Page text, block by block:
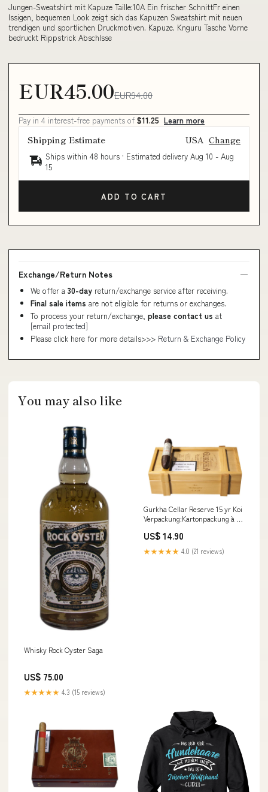
Jungen-Sweatshirt mit Kapuze Taille:10A Ein frischer SchnittFr einen
lssigen, bequemen Look zeigt sich das Kapuzen Sweatshirt mit neuen
trendigen und sportlichen Druckmotiven. Kapuze. Knguru Tasche Vorne
bedruckt Rippstrick Abschlsse
EUR45.00EUR94.00
Pay in 4 interest-free payments of $11.25 Learn more
Shipping Estimate USA Change
Ships within 48 hours · Estimated delivery Aug 10 - Aug
15
ADD TO CART
Exchange/Return Notes
We offer a 30-day return/exchange service after receiving.
Final sale items are not eligible for returns or exchanges.
To process your return/exchange, please contact us at
[email protected]
Please click here for more details>>> Return & Exchange Policy
You may also like
Whisky Rock Oyster Saga
US$ 75.00
★★★★★ 4.3 (15 reviews)
Gurkha Cellar Reserve 15 yr Koi
Verpackung:Kartonpackung à 5
US$ 14.90
★★★★★ 4.0 (21 reviews)